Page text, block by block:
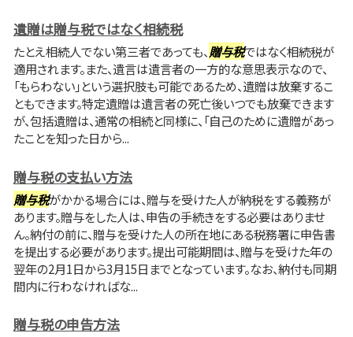
遺贈は贈与税ではなく相続税
たとえ相続人でない第三者であっても、贈与税ではなく相続税が
適用されます。また、遺言は遺言者の一方的な意思表示なので、
「もらわない」という選択肢も可能であるため、遺贈は放棄するこ
ともできます。特定遺贈は遺言者の死亡後いつでも放棄できます
が、包括遺贈は、通常の相続と同様に、「自己のために遺贈があっ
たことを知った日から...
贈与税の支払い方法
贈与税がかかる場合には、贈与を受けた人が納税をする義務が
あります。贈与をした人は、申告の手続きをする必要はありませ
ん。納付の前に、贈与を受けた人の所在地にある税務署に申告書
を提出する必要があります。提出可能期間は、贈与を受けた年の
翌年の2月1日から3月15日までとなっています。なお、納付も同期
間内に行わなければな...
贈与税の申告方法